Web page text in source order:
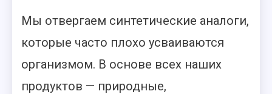
Мы отвергаем синтетические аналоги,
которые часто плохо усваиваются
организмом. В основе всех наших
продуктов — природные,